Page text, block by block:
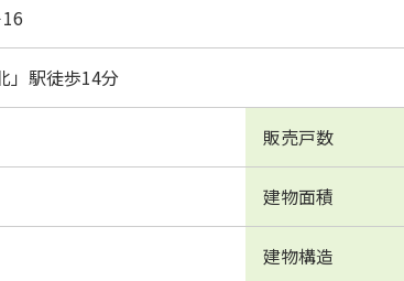
」駅徒歩14分
販売戸数
建物面積
建物構造